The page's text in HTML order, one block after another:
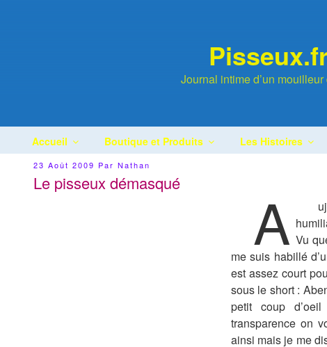
Journal intime d’un
Accueil Boutique et Produits Les Histoires
Publié
23 Août 2009 Par Nathan
Le pisseux démasqué A Vu
me suis habillé
est assez court
sous le short :
petit coup
transparence on
ainsi mais je me